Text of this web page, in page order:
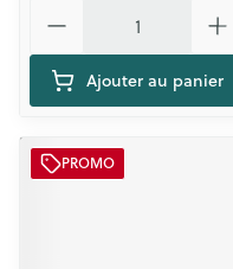
Ajouter au panier
PROMO